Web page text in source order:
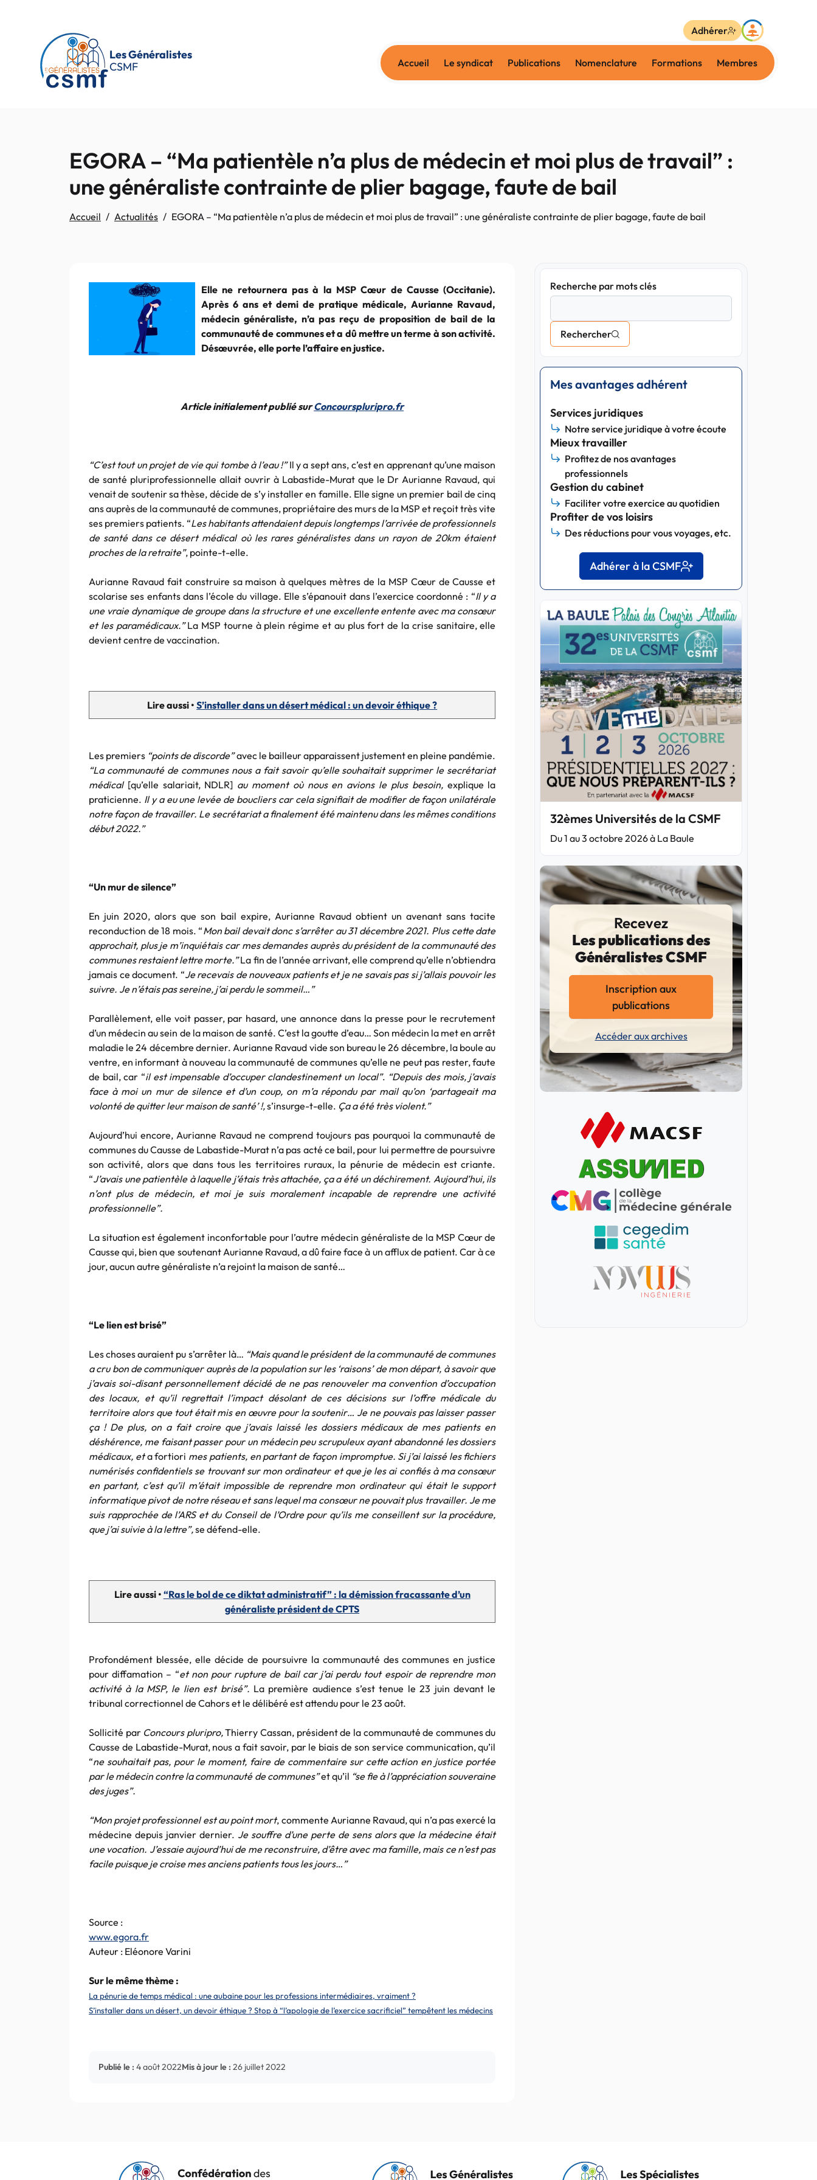
Les Généralistes
CSMF
Accueil Le syndicat Publications Nomenclature Formations Membres
Adhérer
EGORA – “Ma patientèle n’a plus de médecin et moi plus de travail” :
une généraliste contrainte de plier bagage, faute de bail
Accueil Actualités EGORA – “Ma patientèle n’a plus de médecin et moi plus de travail” : une généraliste contrainte de plier bagage, faute de bail
Elle ne retournera pas à la MSP Cœur de Causse (Occitanie).
Après 6 ans et demi de pratique médicale, Aurianne Ravaud,
médecin généraliste, n’a pas reçu de proposition de bail de la
communauté de communes et a dû mettre un terme à son activité.
Désœuvrée, elle porte l’affaire en justice.
Article initialement publié surConcourspluripro.fr
“C’est tout un projet de vie qui tombe à l’eau !”Il y a sept ans, c’est en apprenant qu’une maison
de santé pluriprofessionnelle allait ouvrir à Labastide-Murat que le Dr Aurianne Ravaud, qui
venait de soutenir sa thèse, décide de s’y installer en famille. Elle signe un premier bail de cinq
ans auprès de la communauté de communes, propriétaire des murs de la MSP et reçoit très vite
ses premiers patients. “Les habitants attendaient depuis longtemps l’arrivée de professionnels
de santé dans ce désert médical où les rares généralistes dans un rayon de 20km étaient
proches de la retraite”, pointe-t-elle.
Aurianne Ravaud fait construire sa maison à quelques mètres de la MSP Cœur de Causse et
scolarise ses enfants dans l’école du village. Elle s’épanouit dans l’exercice coordonné : “Il y a
une vraie dynamique de groupe dans la structure et une excellente entente avec ma consœur
et les paramédicaux.”La MSP tourne à plein régime et au plus fort de la crise sanitaire, elle
devient centre de vaccination.
Lire aussi •S’installer dans un désert médical : un devoir éthique ?
Les premiers “points de discorde”avec le bailleur apparaissent justement en pleine pandémie.
“La communauté de communes nous a fait savoir qu’elle souhaitait supprimer le secrétariat
médical [qu’elle salariait, NDLR] au moment où nous en avions le plus besoin,explique la
praticienne. Il y a eu une levée de boucliers car cela signifiait de modifier de façon unilatérale
notre façon de travailler. Le secrétariat a finalement été maintenu dans les mêmes conditions
début 2022.”
“Un mur de silence”
En juin 2020, alors que son bail expire, Aurianne Ravaud obtient un avenant sans tacite
reconduction de 18 mois. “Mon bail devait donc s’arrêter au 31 décembre 2021. Plus cette date
approchait, plus je m’inquiétais car mes demandes auprès du président de la communauté des
communes restaient lettre morte.”La fin de l’année arrivant, elle comprend qu’elle n’obtiendra
jamais ce document. “Je recevais de nouveaux patients et je ne savais pas si j’allais pouvoir les
suivre. Je n’étais pas sereine, j’ai perdu le sommeil…”
Parallèlement, elle voit passer, par hasard, une annonce dans la presse pour le recrutement
d’un médecin au sein de la maison de santé. C’est la goutte d’eau… Son médecin la met en arrêt
maladie le 24 décembre dernier. Aurianne Ravaud vide son bureau le 26 décembre, la boule au
ventre, en informant à nouveau la communauté de communes qu’elle ne peut pas rester, faute
de bail, car “il est impensable d’occuper clandestinement un local”. “Depuis des mois, j’avais
face à moi un mur de silence et d’un coup, on m’a répondu par mail qu’on ‘partageait ma
volonté de quitter ​leur maison de santé’ !,s’insurge-t-elle. Ça a été très violent.”
Aujourd’hui encore, Aurianne Ravaud ne comprend toujours pas pourquoi la communauté de
communes du Causse de Labastide-Murat n’a pas acté ce bail, pour lui permettre de poursuivre
son activité, alors que dans tous les territoires ruraux, la pénurie de médecin est criante.
“J’avais une patientèle à laquelle j’étais très attachée, ça a été un déchirement. Aujourd’hui, ils
n’ont plus de médecin, et moi je suis moralement incapable de reprendre une activité
professionnelle”.
La situation est également inconfortable pour l’autre médecin généraliste de la MSP Cœur de
Causse qui, bien que soutenant Aurianne Ravaud, a dû faire face à un afflux de patient. Car à ce
jour, aucun autre généraliste n’a rejoint la maison de santé…
“Le lien est brisé”
Les choses auraient pu s’arrêter là… “Mais quand le président de la communauté de communes
a cru bon de communiquer auprès de la population sur les ‘raisons’ de mon départ, à savoir que
j’avais soi-disant personnellement décidé de ne pas renouveler ma convention d’occupation
des locaux, et qu’il regrettait l’impact désolant de ces décisions sur l’offre médicale du
territoire alors que tout était mis en œuvre pour la soutenir… Je ne pouvais pas laisser passer
ça ! De plus, on a fait croire que j’avais laissé les dossiers médicaux de ​mes patients en
déshérence, ​me faisant passer pour un médecin peu scrupuleux ayant abandonné les dossiers
médicaux, eta fortiori mes patients, en partant de façon impromptue. Si j’ai laissé les fichiers
numérisés confidentiels se trouvant sur mon ordinateur et que je les ai confiés à ma consœur
en partant, c’est qu’il m’était impossible de reprendre​ mon ordinateur qui était le support
informatique pivot de notre réseau et sans lequel ma consœur ne pouvait plus travailler​. Je me
suis rapprochée de l’ARS et du Conseil de l’Ordre pour qu’ils me conseillent sur la procédure,
que j’ai suivie à la lettre”,se défend-elle.
Lire aussi • “Ras le bol de ce diktat administratif” : la démission fracassante d’un
généraliste président de CPTS
Profondément blessée, elle décide de poursuivre la communauté des communes en justice
pour diffamation – “et non pour rupture de bail car j’ai perdu tout espoir de reprendre mon
activité à la MSP, le lien est brisé”. La première audience s’est tenue le 23 juin devant le
tribunal correctionnel de Cahors et le ​délibéré est attendu pour le 23 août.
Sollicité par Concours pluripro,Thierry Cassan, président de la communauté de communes du
Causse de Labastide-Murat, nous a fait savoir, par le biais de son service communication, qu’il
“ne souhaitait pas, pour le moment, faire de commentaire sur cette action en justice portée
par le médecin contre la communauté de communes”et qu’il “se fie à l’appréciation souveraine
des juges”.
“Mon projet professionnel est au point mort, commente Aurianne Ravaud, qui n’a pas exercé la
médecine depuis janvier dernier. Je souffre d’une perte de sens alors que la médecine était
une vocation. J’essaie aujourd’hui de me reconstruire, d’être avec ma famille, mais ce n’est pas
facile puisque je croise mes anciens patients tous les jours…”
Source :
www.egora.fr
Auteur : Eléonore Varini
Sur le même thème :
La pénurie de temps médical : une aubaine pour les professions intermédiaires, vraiment ?
S’installer dans un désert, un devoir éthique ? Stop à “l’apologie de l’exercice sacrificiel” tempêtent les médecins
Publié le : 4 août 2022Mis à jour le : 26 juillet 2022
Recherche par mots clés
Rechercher
Mes avantages adhérent
Services juridiques
Notre service juridique à votre écoute
Mieux travailler
Profitez de nos avantages
professionnels
Gestion du cabinet
Faciliter votre exercice au quotidien
Profiter de vos loisirs
Des réductions pour vous voyages, etc.
Adhérer à la CSMF
32èmes Universités de la CSMF
Du 1 au 3 octobre 2026 à La Baule
Recevez
Les publications des
Généralistes CSMF
Inscription aux
publications
Accéder aux archives